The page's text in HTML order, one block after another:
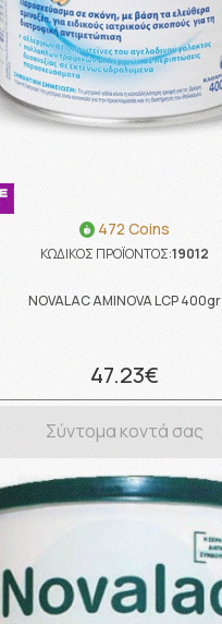
472 Coins
ΚΩΔΙΚΟΣ ΠΡΟΪΟΝΤΟΣ:19012
NOVALAC AMINOVA LCP 400gr
47.23€
Σύντομα κοντά σας